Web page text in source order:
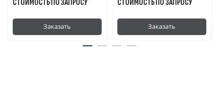
СТОИМОСТЬ ПО ЗАПРОСУ
Заказать
СТОИМОСТЬ ПО ЗАПРОСУ
Заказать